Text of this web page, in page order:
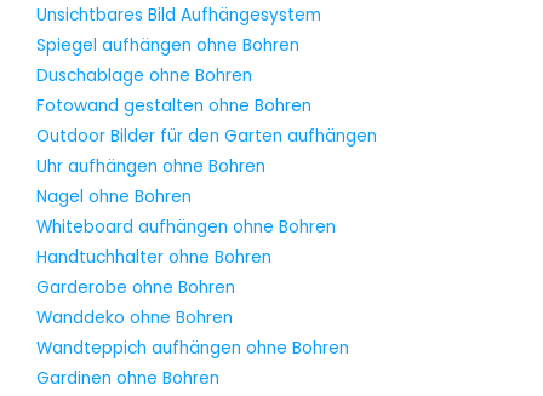
Unsichtbares Bild Aufhängesystem
Spiegel aufhängen ohne Bohren
Duschablage ohne Bohren
Fotowand gestalten ohne Bohren
Outdoor Bilder für den Garten aufhängen
Uhr aufhängen ohne Bohren
Nagel ohne Bohren
Whiteboard aufhängen ohne Bohren
Handtuchhalter ohne Bohren
Garderobe ohne Bohren
Wanddeko ohne Bohren
Wandteppich aufhängen ohne Bohren
Gardinen ohne Bohren